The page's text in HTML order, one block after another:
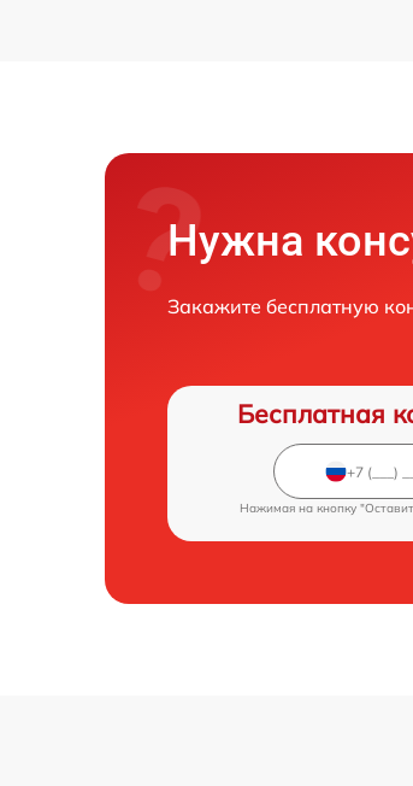
Нужна
Закажите бесплатную
Бесплатная
Нажимая на кнопку